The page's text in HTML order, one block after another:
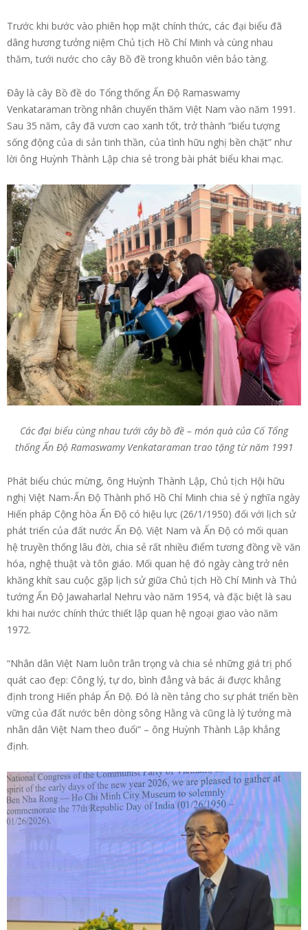
Trước khi bước vào phiên họp mặt chính thức, các đại biểu đã
dâng hương tưởng niệm Chủ tịch Hồ Chí Minh và cùng nhau
thăm, tưới nước cho cây Bồ đề trong khuôn viên bảo tàng.
Đây là cây Bồ đề do Tổng thống Ấn Độ Ramaswamy
Venkataraman trồng nhân chuyến thăm Việt Nam vào năm 1991.
Sau 35 năm, cây đã vươn cao xanh tốt, trở thành “biểu tượng
sống động của di sản tinh thần, của tình hữu nghị bền chặt” như
lời ông Huỳnh Thành Lập chia sẻ trong bài phát biểu khai mạc.
Các đại biểu cùng nhau tưới cây bồ đề – món quà của Cố Tổng
thống Ấn Độ Ramaswamy Venkataraman trao tặng từ năm 1991
Phát biểu chúc mừng, ông Huỳnh Thành Lập, Chủ tịch Hội hữu
nghị Việt Nam-Ấn Độ Thành phố Hồ Chí Minh chia sẻ ý nghĩa ngày
Hiến pháp Cộng hòa Ấn Độ có hiệu lực (26/1/1950) đối với lịch sử
phát triển của đất nước Ấn Độ. Việt Nam và Ấn Độ có mối quan
hệ truyền thống lâu đời, chia sẻ rất nhiều điểm tương đồng về văn
hóa, nghệ thuật và tôn giáo. Mối quan hệ đó ngày càng trở nên
khăng khít sau cuộc gặp lịch sử giữa Chủ tịch Hồ Chí Minh và Thủ
tướng Ấn Độ Jawaharlal Nehru vào năm 1954, và đặc biệt là sau
khi hai nước chính thức thiết lập quan hệ ngoại giao vào năm
1972.
“Nhân dân Việt Nam luôn trân trọng và chia sẻ những giá trị phổ
quát cao đẹp: Công lý, tự do, bình đẳng và bác ái được khẳng
định trong Hiến pháp Ấn Độ. Đó là nền tảng cho sự phát triển bền
vững của đất nước bên dòng sông Hằng và cũng là lý tưởng mà
nhân dân Việt Nam theo đuổi” – ông Huỳnh Thành Lập khẳng
định.